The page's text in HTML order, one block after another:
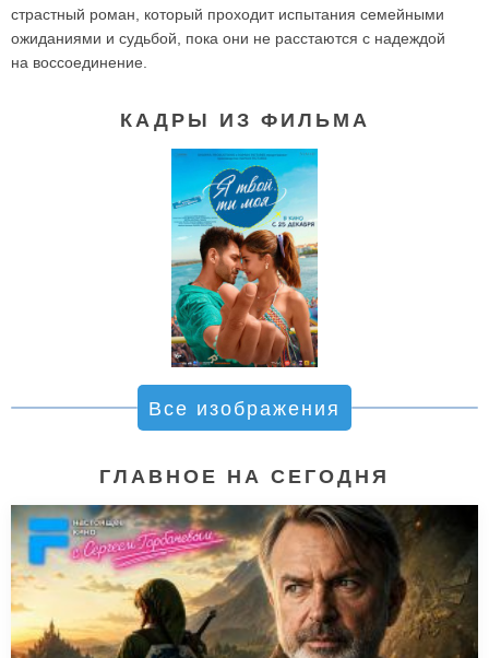
страстный роман, который проходит испытания семейными
ожиданиями и судьбой, пока они не расстаются с надеждой
на воссоединение.
КАДРЫ ИЗ ФИЛЬМА
Все изображения
ГЛАВНОЕ НА СЕГОДНЯ